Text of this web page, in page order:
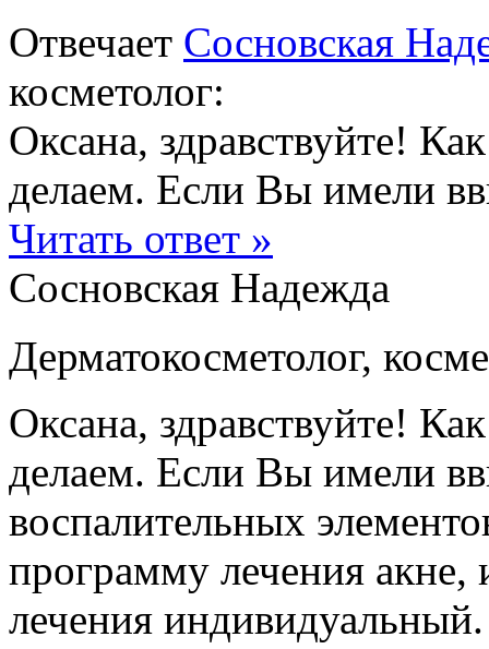
Отвечает Сосновская
косметолог:
Оксана, здравствуйте!
делаем. Если Вы имели
Читать ответ »
Сосновская Надежда
Дерматокосметолог,
Оксана, здравствуйте!
делаем. Если Вы имели
воспалительных
программу лечения
лечения